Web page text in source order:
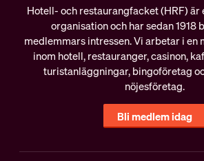
Ungdomslöner
Anställningsbevis
Hotell- och restaurangfacket (HRF) är
organisation och har sedan 1918
medlemmars intressen. Vi arbetar i en
inom hotell, restauranger, casinon,
turistanläggningar, bingoföretag
nöjesföretag.
Bli medlem idag